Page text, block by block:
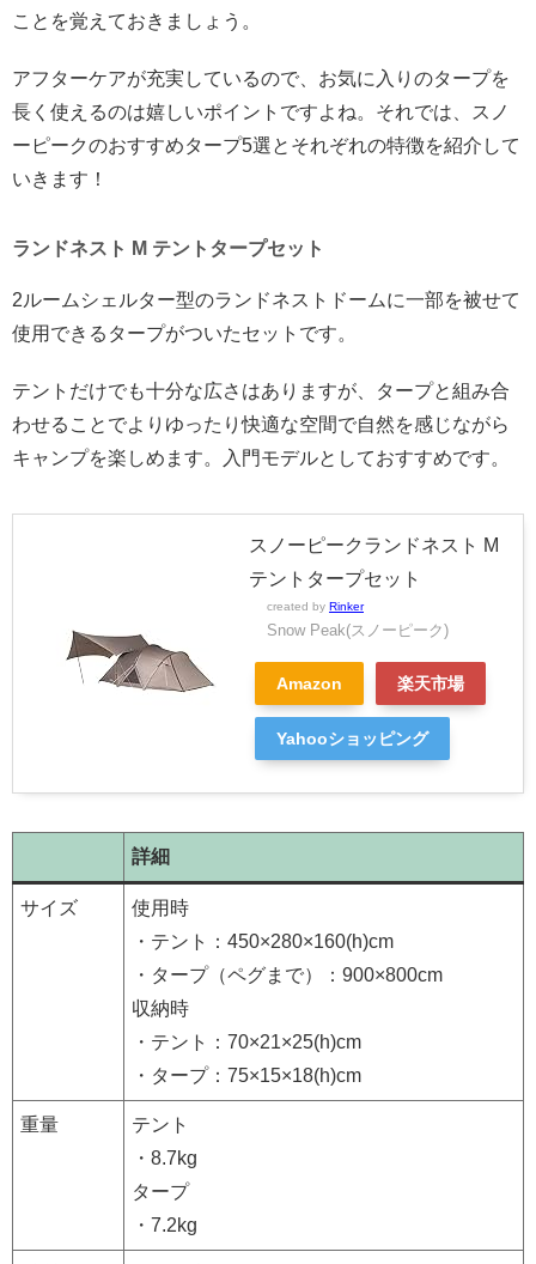
ことを覚えておきましょう。
アフターケアが充実しているので、お気に入りのタープを
長く使えるのは嬉しいポイントですよね。それでは、スノ
ーピークのおすすめタープ5選とそれぞれの特徴を紹介して
いきます！
ランドネスト M テントタープセット
2ルームシェルター型のランドネストドームに一部を被せて
使用できるタープがついたセットです。
テントだけでも十分な広さはありますが、タープと組み合
わせることでよりゆったり快適な空間で自然を感じながら
キャンプを楽しめます。入門モデルとしておすすめです。
スノーピークランドネスト M
テントタープセット
created by Rinker
Snow Peak(スノーピーク)
Amazon 楽天市場
Yahooショッピング
詳細
サイズ
使用時
・テント：450×280×160(h)cm
・タープ（ペグまで）：900×800cm
収納時
・テント：70×21×25(h)cm
・タープ：75×15×18(h)cm
重量
テント
・8.7kg
タープ
・7.2kg